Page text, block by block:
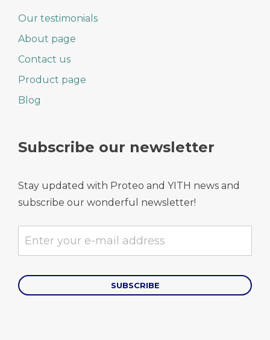
Our testimonials
About page
Contact us
Product page
Blog
Subscribe our newsletter
Stay updated with Proteo and YITH news and
subscribe our wonderful newsletter!